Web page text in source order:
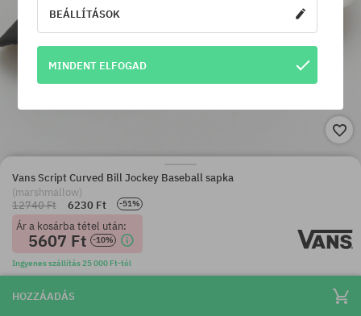
Vans Script Curved Bill Jockey Baseball sapka
(marshmallow)
12740 Ft
6230 Ft -51%
Ár a kosárba tétel után:
5607 Ft -10%
Ingyenes szállítás 25 000 Ft-tól
HOZZÁADÁS
BEÁLLÍTÁSOK
MINDENT ELFOGAD